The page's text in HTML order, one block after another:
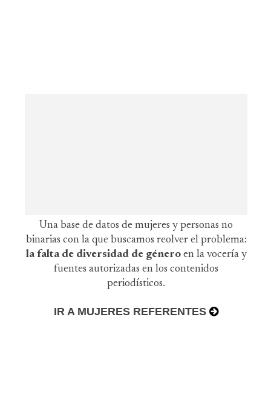
Una base de datos de mujeres y personas no
binarias con la que buscamos reolver el problema:
la falta de diversidad de género en la vocería y
fuentes autorizadas en los contenidos
periodísticos.
IR A MUJERES REFERENTES